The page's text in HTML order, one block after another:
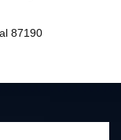
87190